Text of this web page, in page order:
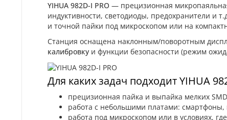
YIHUA 982D-I PRO — прецизионная
индуктивности, светодиоды, предохранители и
и точной пайки под микроскопом или на
Станция оснащена наклонным/поворотным
калибровку и функции безопасности (режим
Для каких задач подходит YIHUA
прецизионная пайка и выпайка мелких
работа с небольшими платами:
работа под микроскопом или в условиях,